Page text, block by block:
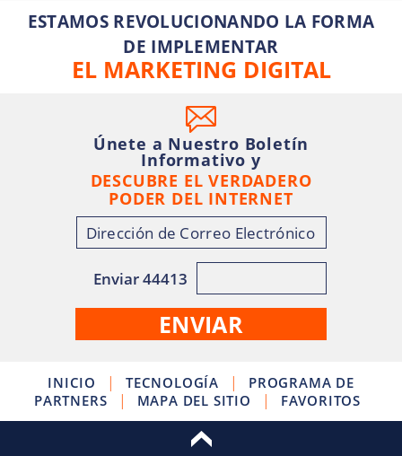
ESTAMOS REVOLUCIONANDO LA FORMA
DE IMPLEMENTAR
EL MARKETING DIGITAL
Únete a Nuestro Boletín
Informativo y
DESCUBRE EL VERDADERO
PODER DEL INTERNET
Enviar 44413
INICIO | TECNOLOGÍA |
PROGRAMA DE
PARTNERS
| MAPA DEL SITIO | FAVORITOS